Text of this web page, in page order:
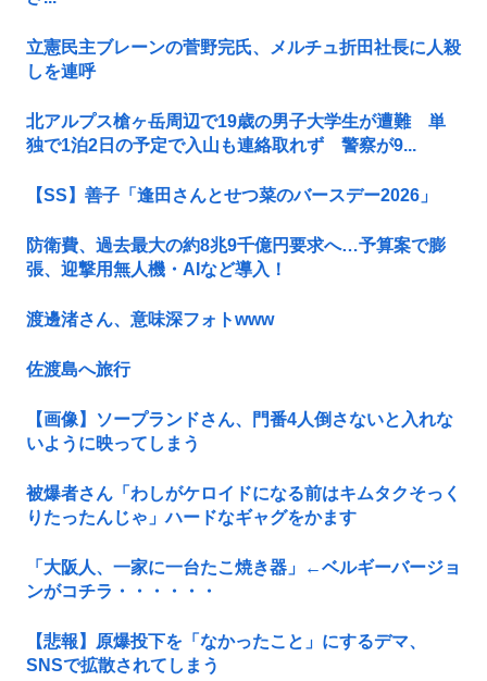
立憲民主ブレーンの菅野完氏、メルチュ折田社長に人殺
しを連呼
北アルプス槍ヶ岳周辺で19歳の男子大学生が遭難 単
独で1泊2日の予定で入山も連絡取れず 警察が9...
【SS】善子「逢田さんとせつ菜のバースデー2026」
防衛費、過去最大の約8兆9千億円要求へ…予算案で膨
張、迎撃用無人機・AIなど導入！
渡邊渚さん、意味深フォトwww
佐渡島へ旅行
【画像】ソープランドさん、門番4人倒さないと入れな
いように映ってしまう
被爆者さん「わしがケロイドになる前はキムタクそっく
りたったんじゃ」ハードなギャグをかます
「大阪人、一家に一台たこ焼き器」←ベルギーバージョ
ンがコチラ・・・・・・
【悲報】原爆投下を「なかったこと」にするデマ、
SNSで拡散されてしまう